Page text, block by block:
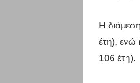
Η
έτη), ενώ
106 έτη).